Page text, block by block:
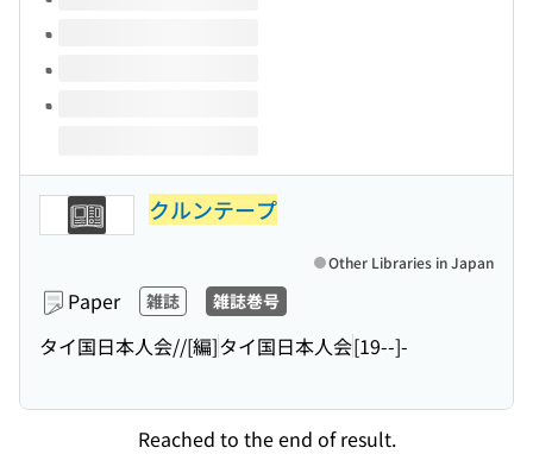
クルンテープ
Paper 雑誌 雑誌巻号
タイ国日本人会//[編]タイ国日本人会[19--]-
Other Libraries in Japan
Reached to the end of result.